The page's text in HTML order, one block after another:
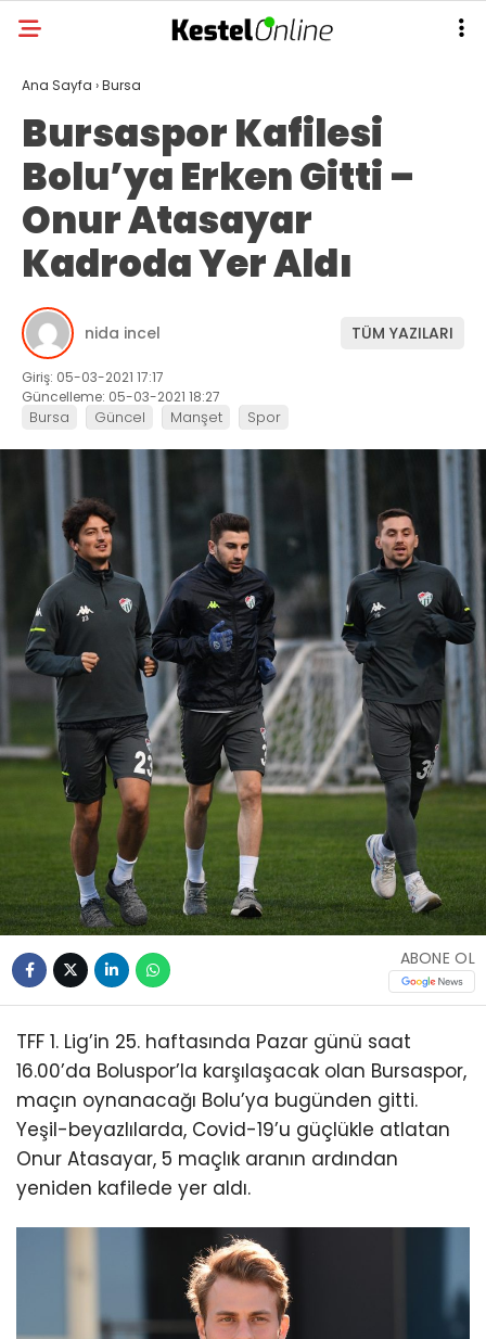
Ana Sayfa ›Bursa
Bursaspor Kafilesi
Bolu’ya Erken Gitti –
Onur Atasayar
Kadroda Yer Aldı
nida incel TÜM YAZILARI
Giriş: 05-03-2021 17:17
Güncelleme: 05-03-2021 18:27
Bursa Güncel Manşet Spor
ABONE OL
TFF 1. Lig’in 25. haftasında Pazar günü saat
16.00’da Boluspor’la karşılaşacak olan Bursaspor,
maçın oynanacağı Bolu’ya bugünden gitti.
Yeşil-beyazlılarda, Covid-19’u güçlükle atlatan
Onur Atasayar, 5 maçlık aranın ardından
yeniden kafilede yer aldı.